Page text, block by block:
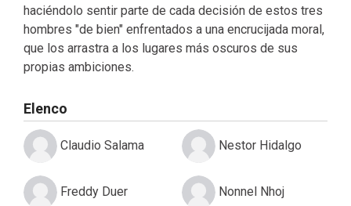
haciéndolo sentir parte de cada decisión de estos tres
hombres "de bien" enfrentados a una encrucijada moral,
que los arrastra a los lugares más oscuros de sus
propias ambiciones.
Elenco
Claudio Salama
Freddy Duer
Nestor Hidalgo
Nonnel Nhoj